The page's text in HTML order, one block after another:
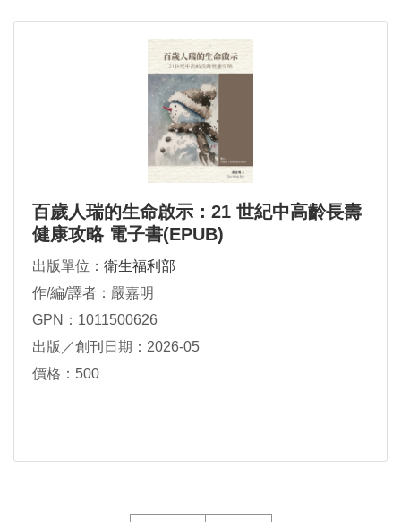
百歲人瑞的生命啟示：21 世紀中高齡長壽
健康攻略 電子書(EPUB)
出版單位： 衛生福利部
作/編/譯者：嚴嘉明
GPN：1011500626
出版／創刊日期：2026-05
價格：500